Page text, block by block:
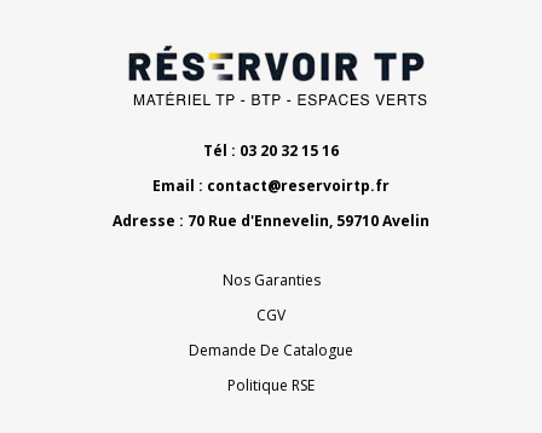
Tél : 03 20 32 15 16
Email : contact@reservoirtp.fr
Adresse : 70 Rue d'Ennevelin, 59710 Avelin
Nos Garanties
CGV
Demande De Catalogue
Politique RSE